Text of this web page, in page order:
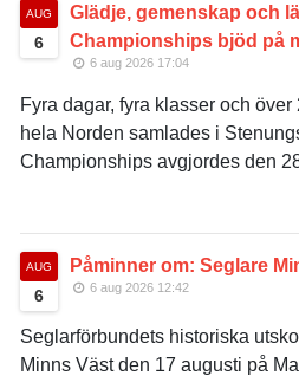
AUG
6
Glädje, gemenskap och
Championships bjöd på
6 aug 2026 17:04
Fyra dagar, fyra klasser och
hela Norden samlades i
Championships avgjordes den
AUG
6
Påminner om: Seglare
6 aug 2026 12:42
Seglarförbundets historiska
Minns Väst den 17 augusti på